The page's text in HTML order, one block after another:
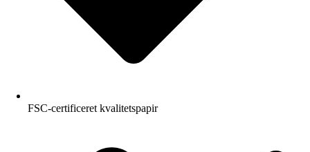
FSC-certificeret kvalitetspapir